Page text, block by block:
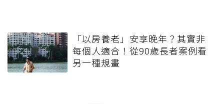
「以房養老」安享晚年？其實非
每個人適合！從90歲長者案例看
另一種規畫